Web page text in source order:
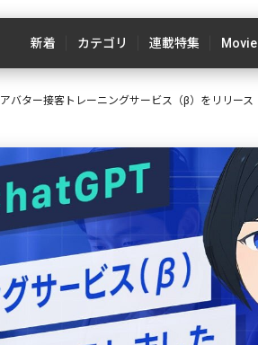
新着 カテゴリ 連載特集 Movie
バター接客トレーニングサービス（β）をリリース